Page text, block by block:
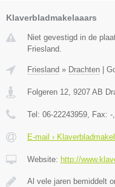
Klaverbladmakelaaars
Niet gevestigd in de
Friesland.
Friesland » Drachten
Folgeren 12, 9207 AB
Tel: 06-22243959, Fax: -
E-mail ›
Website: http://
Al vele jaren bemiddelt